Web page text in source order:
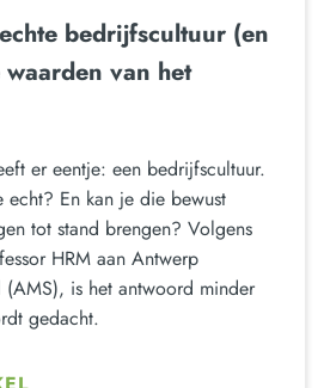
bedrijfscultuur (en
van het
er eentje: een bedrijfscultuur.
echt? En kan je die bewust
tot stand brengen? Volgens
HRM aan Antwerp
is het antwoord minder
gedacht.